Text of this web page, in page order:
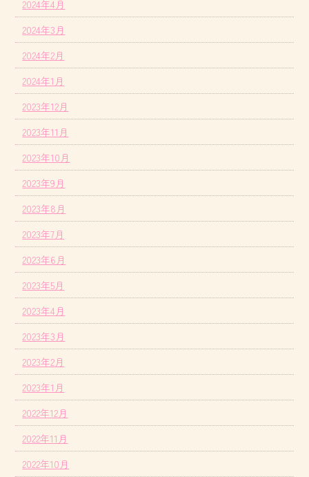
2024年4月
2024年3月
2024年2月
2024年1月
2023年12月
2023年11月
2023年10月
2023年9月
2023年8月
2023年7月
2023年6月
2023年5月
2023年4月
2023年3月
2023年2月
2023年1月
2022年12月
2022年11月
2022年10月